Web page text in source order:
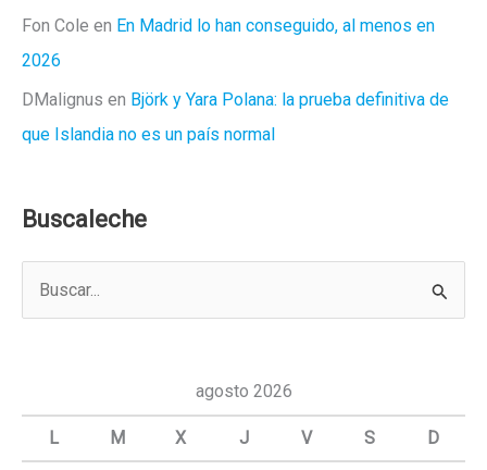
Fon Cole en En Madrid lo han conseguido, al menos en
2026
DMalignus en Björk y Yara Polana: la prueba definitiva de
que Islandia no es un país normal
Buscaleche
a
agosto 2026
L M X J V S D